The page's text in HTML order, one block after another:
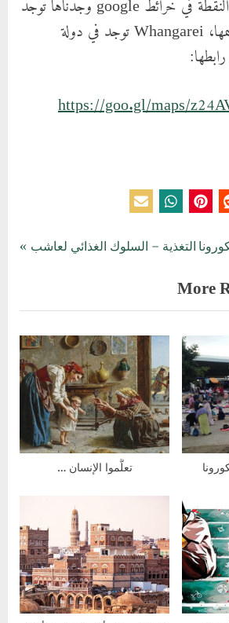
بالقرب من مدينة اسمها، Whangarei توجد في دولة
https://goo.gl/maps/
N
x
t
P
o
s
t
:
التغذية – السلوك الغذائي لعاشب
More
تعلَّموا الإنسان …